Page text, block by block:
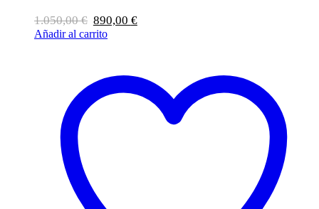
1.050,00€ El
precio
890,00 €El
Añadir al carrito